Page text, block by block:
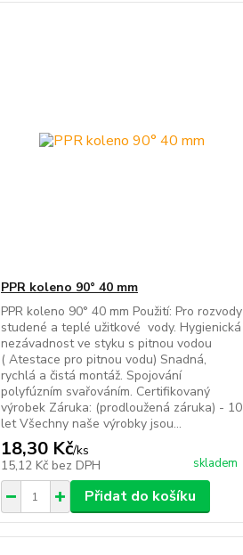
PPR koleno 90° 40 mm
PPR koleno 90° 40 mm Použití: Pro rozvody
studené a teplé užitkové vody. Hygienická
nezávadnost ve styku s pitnou vodou
( Atestace pro pitnou vodu) Snadná,
rychlá a čistá montáž. Spojování
polyfúzním svařováním. Certifikovaný
výrobek Záruka: (prodloužená záruka) - 10
let Všechny naše výrobky jsou...
18,30 Kč/ks
15,12 Kč bez DPH skladem
Přidat do košíku